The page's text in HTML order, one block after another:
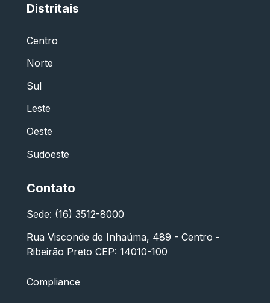
Distritais
Centro
Norte
Sul
Leste
Oeste
Sudoeste
Contato
Sede: (16) 3512-8000
Rua Visconde de Inhaúma, 489 - Centro -
Ribeirão Preto CEP: 14010-100
Compliance